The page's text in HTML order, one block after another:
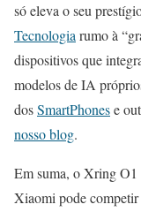
só eleva o seu
Tecnologia rumo à
dispositivos que
modelos de IA
dosSmartPhonese
nosso blog.
Em suma, o Xring O1
Xiaomi pode